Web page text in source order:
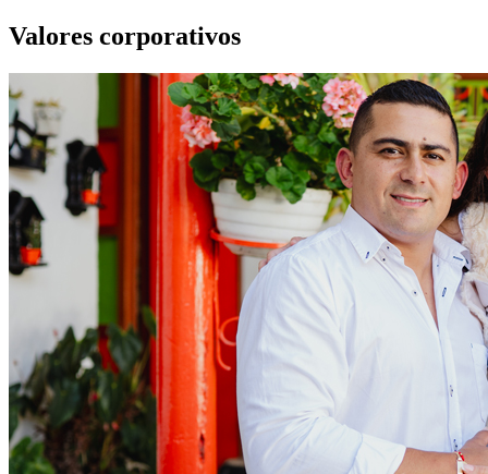
Valores corporativos